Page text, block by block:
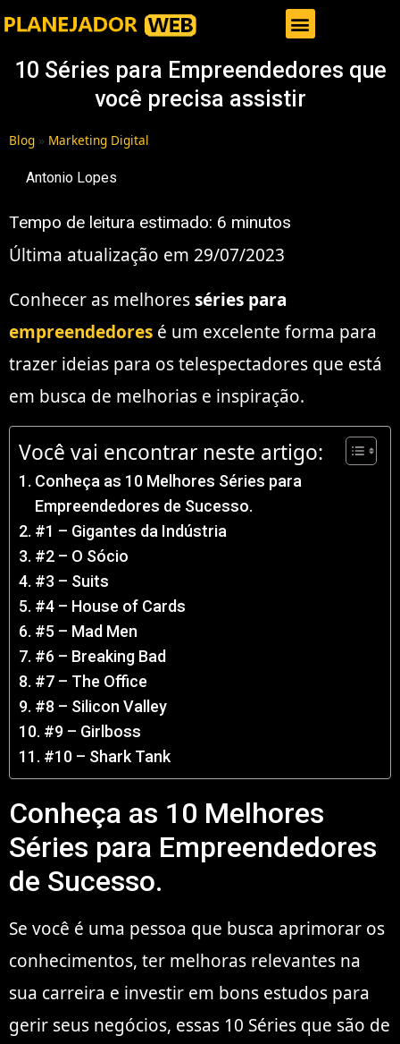
10 Séries para Empreendedores que
você precisa assistir
Blog » Marketing Digital
Antonio Lopes
Tempo de leitura estimado: 6 minutos
Última atualização em 29/07/2023
Conhecer as melhoresséries para
empreendedores é um excelente forma para
trazer ideias para os telespectadores que está
em busca de melhorias e inspiração.
Você vai encontrar neste artigo:
Conheça as 10 Melhores Séries para
Empreendedores de Sucesso.
#1 – Gigantes da Indústria
#2 – O Sócio
#3 – Suits
#4 – House of Cards
#5 – Mad Men
#6 – Breaking Bad
#7 – The Office
#8 – Silicon Valley
#9 – Girlboss
#10 – Shark Tank
Conheça as 10 Melhores
Séries para Empreendedores
de Sucesso.
Se você é uma pessoa que busca aprimorar os
conhecimentos, ter melhoras relevantes na
sua carreira e investir em bons estudos para
gerir seus negócios, essas 10 Séries que são de